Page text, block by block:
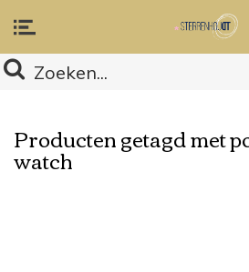
Producten getagd met
watch